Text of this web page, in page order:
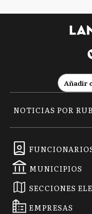
Añadir
MUNICIPIOS
SECCIONES
EMPRESAS
NOTICIAS POR